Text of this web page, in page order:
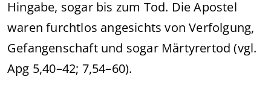
Hingabe, sogar bis zum Tod. Die Apostel
waren furchtlos angesichts von Verfolgung,
Gefangenschaft und sogar Märtyrertod (vgl.
Apg 5,40–42; 7,54–60).